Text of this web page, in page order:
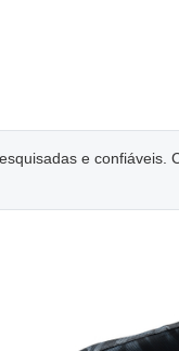
e confiáveis.